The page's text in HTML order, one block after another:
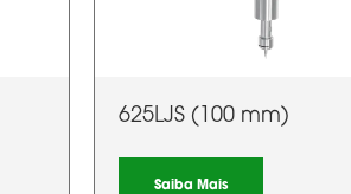
625LJS (100 mm)
Saiba Mais